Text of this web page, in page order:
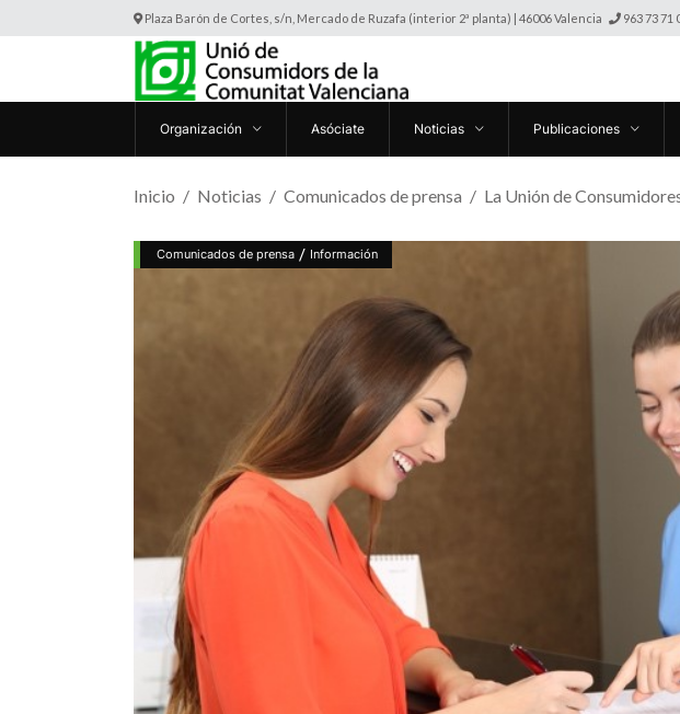
Plaza Barón de Cortes, s/n, Mercado de Ruzafa (interior 2ª planta) | 46006 Valencia 963 73 71
Organización Asóciate Noticias Publicaciones
Inicio Noticias Comunicados de prensa La Unión de
Comunicados de prensa / Información